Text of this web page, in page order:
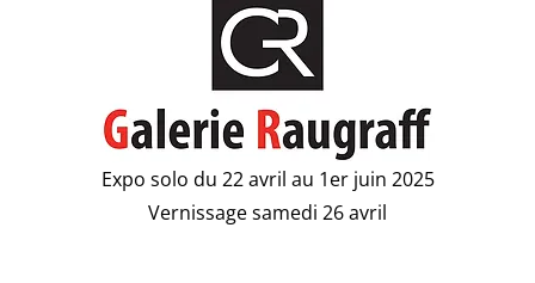
Expo solo du 22 avril au 1er juin 2025
Vernissage samedi 26 avril